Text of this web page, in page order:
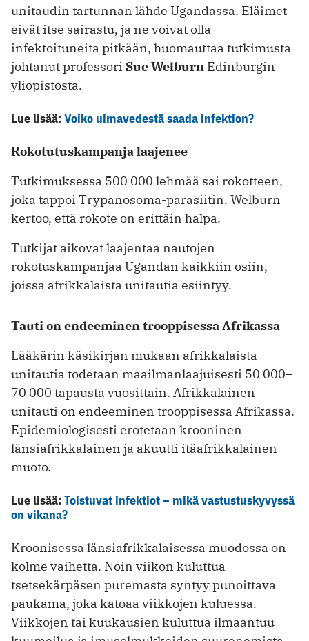
unitaudin tartunnan lähde Ugandassa. Eläimet
eivät itse sairastu, ja ne voivat olla
infektoituneita pitkään, huomauttaa tutkimusta
johtanut professori Sue Welburn Edinburgin
yliopistosta.
Lue lisää:Voiko uimavedestä saada infektion?
Rokotutuskampanja laajenee
Tutkimuksessa 500 000 lehmää sai rokotteen,
joka tappoi Trypanosoma-parasiitin. Welburn
kertoo, että rokote on erittäin halpa.
Tutkijat aikovat laajentaa nautojen
rokotuskampanjaa Ugandan kaikkiin osiin,
joissa afrikkalaista unitautia esiintyy.
Tauti on endeeminen trooppisessa Afrikassa
Lääkärin käsikirjan mukaan afrikkalaista
unitautia todetaan maailmanlaajuisesti 50 000–
70 000 tapausta vuosittain. Afrikkalainen
unitauti on endeeminen trooppisessa Afrikassa.
Epidemiologisesti erotetaan krooninen
länsiafrikkalainen ja akuutti itäafrikkalainen
muoto.
Lue lisää:Toistuvat infektiot – mikä vastustuskyvyssä
on vikana?
Kroonisessa länsiafrikkalaisessa muodossa on
kolme vaihetta. Noin viikon kuluttua
tsetsekärpäsen puremasta syntyy punoittava
paukama, joka katoaa viikkojen kuluessa.
Viikkojen tai kuukausien kuluttua ilmaantuu